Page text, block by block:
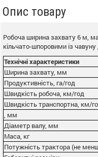
Опис товару
Робоча ширина захвату 6 м,
кільчато-шпоровими із
Технічні характеристики
Ширина захвату, мм
Продуктивність, га/год
Швидкість робоча, км/год
Швидкість транспортна, км/
, мм
Діаметр валу, мм
Маса, кг
Потужність трактора (не